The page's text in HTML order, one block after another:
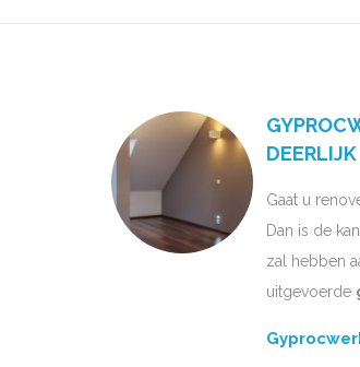
DEERLIJK
Gaat u
Dan is de
zal hebben
uitgevoerde